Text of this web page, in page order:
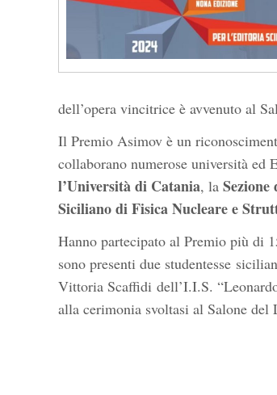
dell’opera vincitrice è avvenuto al
Il Premio Asimov è un
collaborano numerose università
l’Università di Catania, la
Siciliano di Fisica Nucleare e
Hanno partecipato al Premio più di
sono presenti due studentesse
Vittoria Scaffidi dell’I.I.S.
alla cerimonia svoltasi al Salone del